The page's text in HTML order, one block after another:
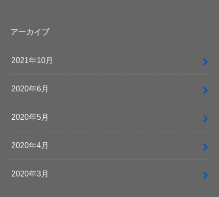
アーカイブ
2021年10月
2020年6月
2020年5月
2020年4月
2020年3月